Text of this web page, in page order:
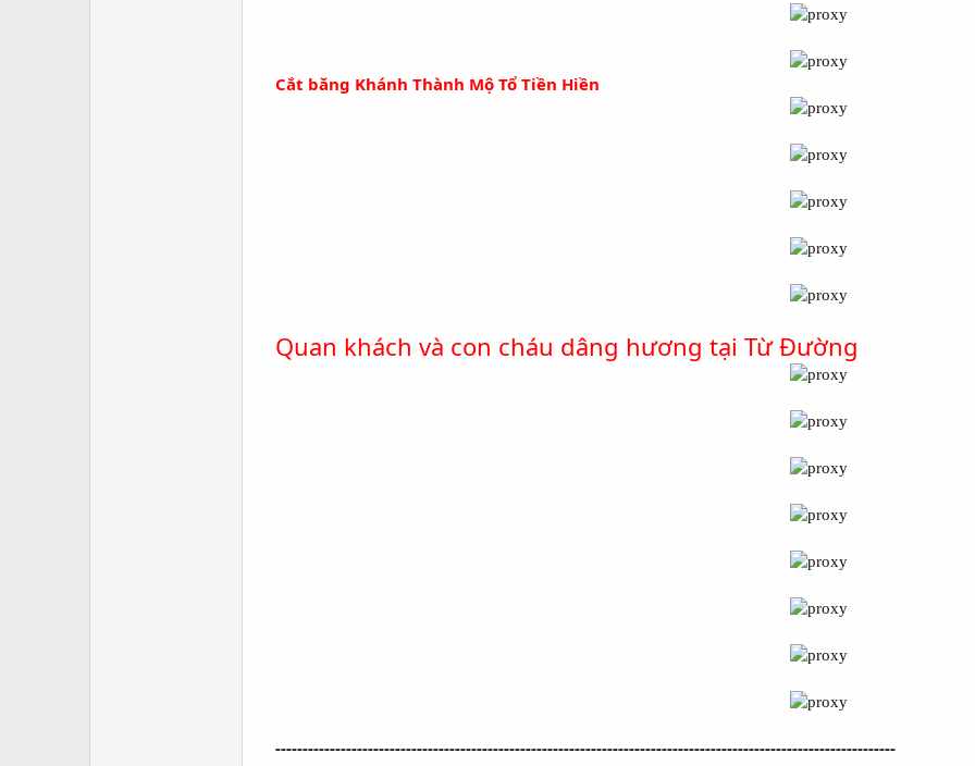
Cắt băng Khánh Thành Mộ Tổ Tiền Hiền
Quan khách và con cháu dâng hương tại Từ Đường
------------------------------------------------------------------------------------------------------------------